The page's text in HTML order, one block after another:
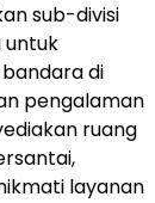
sub-divisi
untuk
di
pengalaman
ruang
layanan